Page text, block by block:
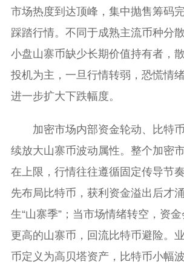
市场热度到达顶峰，集中抛售筹码
踩踏行情。不同于成熟主流币种分
小盘山寨币缺少长期价值持有者，
投机为主，一旦行情转弱，恐慌情
进一步扩大下跌幅度。
加密市场内部资金轮动、比特
续放大山寨币波动属性。整个加密
在上限，行情往往遵循固定传导节
先布局比特币，获利资金溢出后才
生“山寨季”；当市场情绪转空，资
更高的山寨币，回流比特币避险。
币定义为高贝塔资产，比特币小幅